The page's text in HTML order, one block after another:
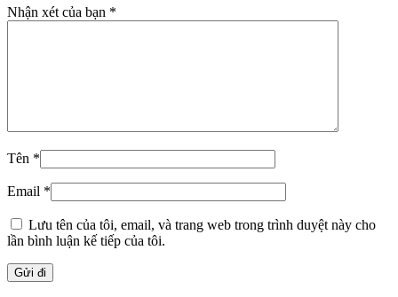
Nhận xét của bạn *
Tên *
Email *
Lưu tên của tôi, email, và trang web trong trình duyệt này cho
lần bình luận kế tiếp của tôi.